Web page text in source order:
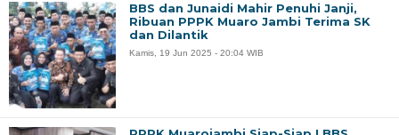
BBS dan Junaidi Mahir Penuhi Janji,
Ribuan PPPK Muaro Jambi Terima SK
dan Dilantik
Kamis, 19 Jun 2025 - 20:04 WIB